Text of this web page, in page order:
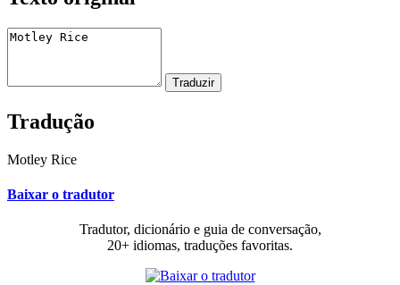
Tradução
Motley Rice
Baixar o tradutor
Tradutor, dicionário e guia de conversação,
20+ idiomas, traduções favoritas.